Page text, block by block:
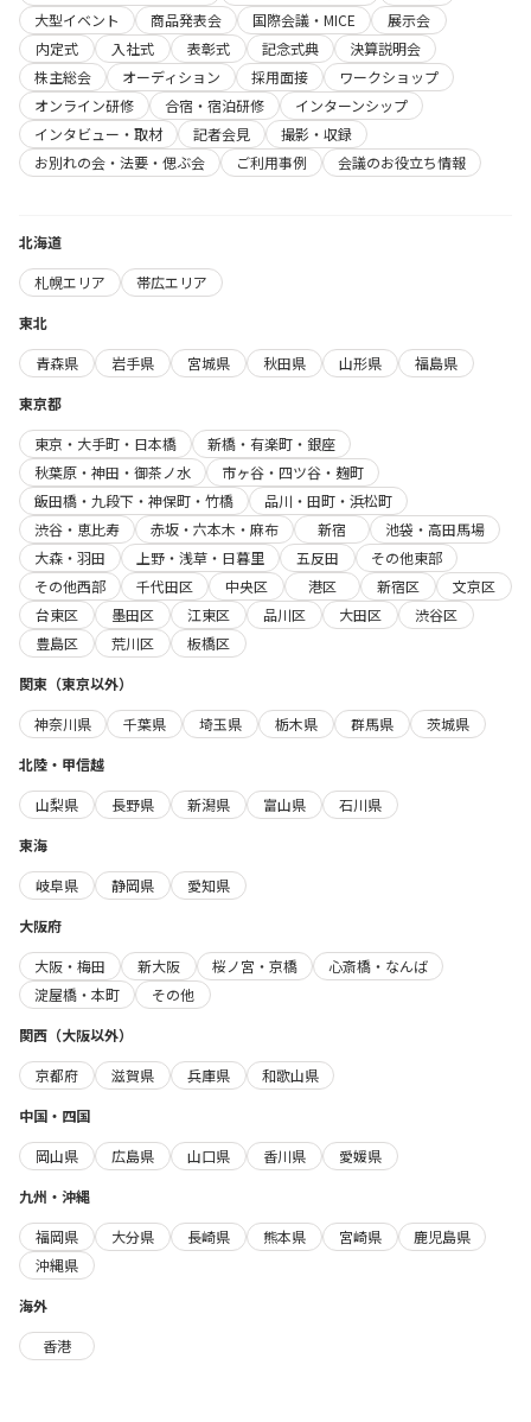
大型イベント
商品発表会 国際会議・MICE
展示会
内定式
入社式 表彰式 記念式典
決算説明会
株主総会
オーディション 採用面接
ワークショップ
オンライン研修
合宿・宿泊研修
インターンシップ
インタビュー・取材
記者会見
撮影・収録
お別れの会・法要・偲ぶ会
ご利用事例 会議のお役立ち情報
北海道
札幌エリア
帯広エリア
東北
青森県
岩手県 宮城県 秋田県 山形県
福島県
東京都
東京・大手町・日本橋
新橋・有楽町・銀座
秋葉原・神田・御茶ノ水
市ヶ谷・四ツ谷・麹町
飯田橋・九段下・神保町・竹橋
品川・田町・浜松町
渋谷・恵比寿
赤坂・六本木・麻布 新宿
池袋・高田馬場
大森・羽田
上野・浅草・日暮里 五反田
その他東部
その他西部
千代田区 中央区 港区 新宿区
文京区
台東区
墨田区 江東区 品川区 大田区
渋谷区
豊島区
荒川区
板橋区
関東（東京以外）
神奈川県
千葉県 埼玉県 栃木県 群馬県
茨城県
北陸・甲信越
山梨県
長野県 新潟県 富山県
石川県
東海
岐阜県
静岡県
愛知県
大阪府
大阪・梅田
新大阪 桜ノ宮・京橋
心斎橋・なんば
淀屋橋・本町
その他
関西（大阪以外）
京都府
滋賀県 兵庫県
和歌山県
中国・四国
岡山県
広島県 山口県 香川県
愛媛県
九州・沖縄
福岡県
大分県 長崎県 熊本県 宮崎県
鹿児島県
沖縄県
海外
香港